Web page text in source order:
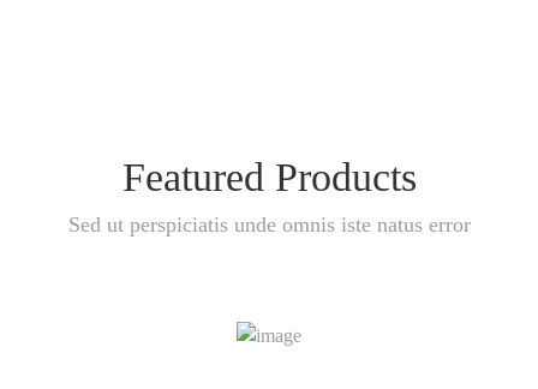
Featured Products
Sed ut perspiciatis unde omnis iste natus error